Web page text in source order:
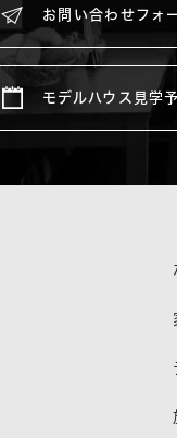
お問い合わせフォ
モデルハウス見学